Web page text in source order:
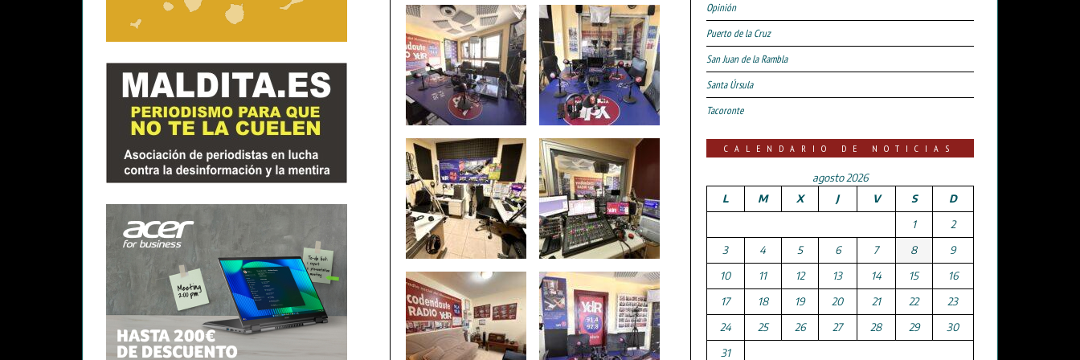
Opinión
Puerto de la Cruz
San Juan de la Rambla
Santa Úrsula
Tacoronte
CALENDARIO DE NOTICIAS
agosto 2026
L
M X J V S
D
1
2
3
4 5 6 7 8
9
10
11 12 13 14 15
16
17
18 19 20 21 22
23
24
25 26 27 28 29
30
31